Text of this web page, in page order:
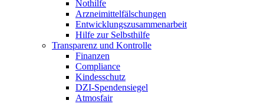
Nothilfe
Arzneimittel­fälschungen
Entwicklungs­zusammenarbeit
Hilfe zur Selbsthilfe
Transparenz und Kontrolle
Finanzen
Compliance
Kindesschutz
DZI-Spendensiegel
Atmosfair